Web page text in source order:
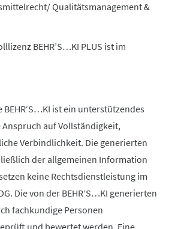
Qualitätsmanagement &
BEHR’S…KI PLUS ist im
BEHR‘S…KI ist ein unterstützendes
auf Vollständigkeit,
Verbindlichkeit. Die generierten
der allgemeinen Information
keine Rechtsdienstleistung im
Die von der BEHR‘S…KI generierten
fachkundige Personen
und bewertet werden. Eine